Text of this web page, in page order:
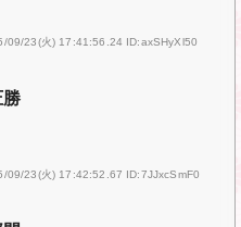
09/23(火) 17:41:56.24 ID:axSHyXl50
勝
09/23(火) 17:42:52.67 ID:7JJxcSmF0